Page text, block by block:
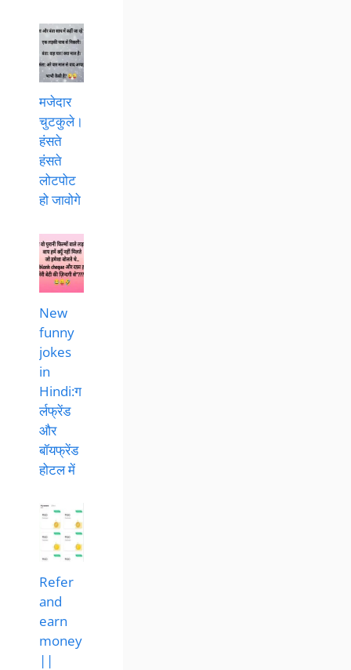
मजेदार
चुटकुले।
हंसते
हंसते
लोटपोट
हो जावोगे
New
funny
jokes
in
Hindi:ग
र्लफ्रेंड
और
बॉयफ्रेंड
होटल में
Refer
and
earn
money
||